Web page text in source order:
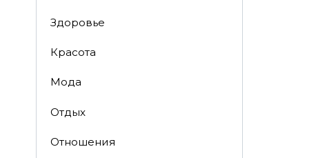
Здоровье
Красота
Мода
Отдых
Отношения